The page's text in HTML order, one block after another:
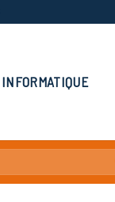
INFORMATIQUE